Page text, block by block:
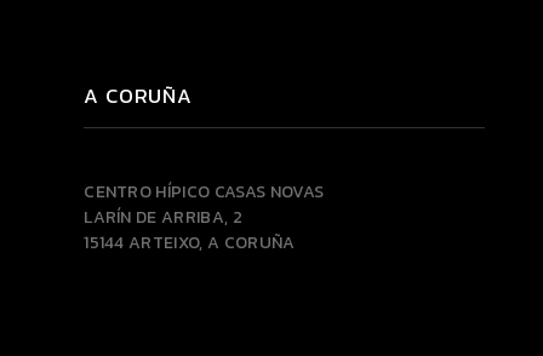
A CORUÑA
CENTRO HÍPICO CASAS NOVAS
LARÍN DE ARRIBA, 2
15144 ARTEIXO, A CORUÑA